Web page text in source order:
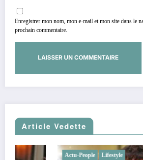
Enregistrer mon nom, mon e-mail et mon site dans le
prochain commentaire.
Article Vedette
Actu-People Lifestyle